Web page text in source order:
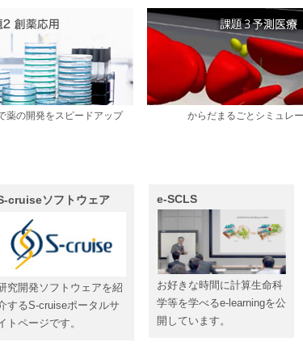
薬の開発をスピードアップ からだまるごとシミュレ
cruiseソフトウェア
究開発ソフトウェアを紹
するS-cruiseポータルサ
トページです。
e-SCLS
お好きな時間に計算生命科
学等を学べるe-learningを公
開しています。